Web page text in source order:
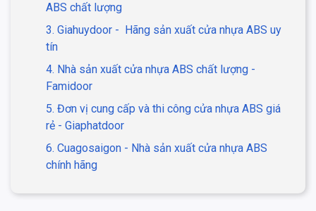
ABS chất lượng
3. Giahuydoor - Hãng sản xuất cửa nhựa ABS uy
tín
4. Nhà sản xuất cửa nhựa ABS chất lượng -
Famidoor
5. Đơn vị cung cấp và thi công cửa nhựa ABS giá
rẻ - Giaphatdoor
6. Cuagosaigon - Nhà sản xuất cửa nhựa ABS
chính hãng